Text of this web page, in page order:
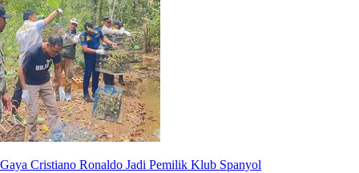
Gaya Cristiano Ronaldo Jadi Pemilik Klub Spanyol